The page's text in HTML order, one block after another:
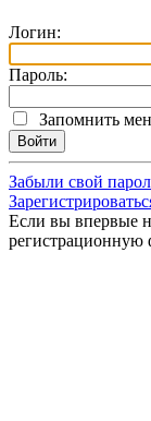
Логин:
Пароль:
Запомнить
Забыли свой
Если вы впервые
регистрационную